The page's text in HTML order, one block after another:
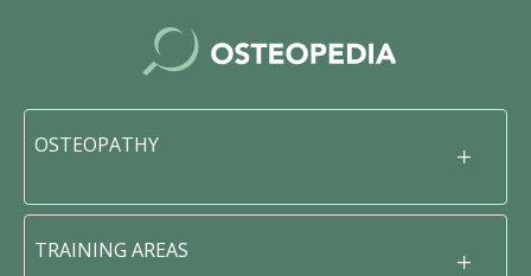
OSTEOPATHY
TRAINING AREAS